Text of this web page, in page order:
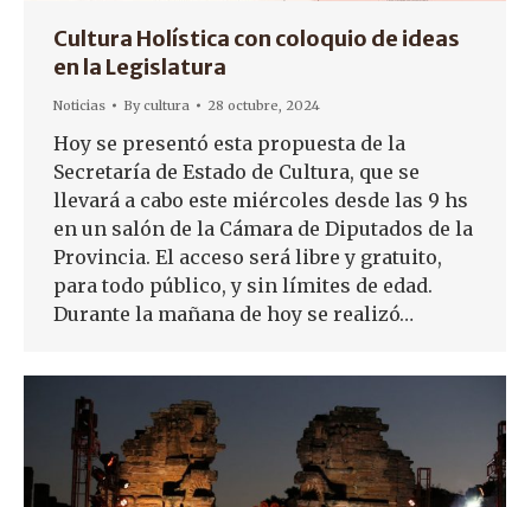
Cultura Holística con coloquio de ideas
en la Legislatura
Noticias Bycultura 28 octubre, 2024
Hoy se presentó esta propuesta de la
Secretaría de Estado de Cultura, que se
llevará a cabo este miércoles desde las 9 hs
en un salón de la Cámara de Diputados de la
Provincia. El acceso será libre y gratuito,
para todo público, y sin límites de edad.
Durante la mañana de hoy se realizó…